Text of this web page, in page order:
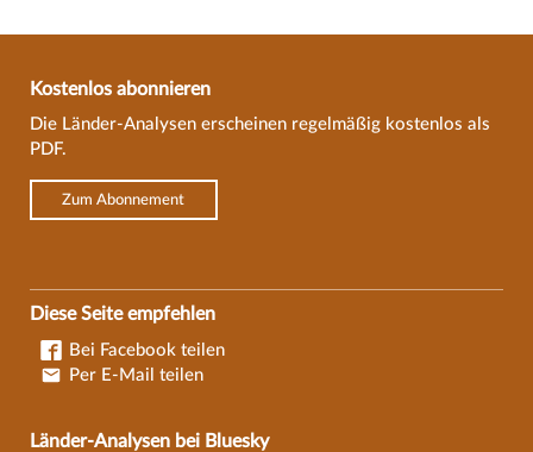
Kostenlos abonnieren
Die Länder-Analysen erscheinen regelmäßig kostenlos als
PDF.
Zum Abonnement
Diese Seite empfehlen
Bei Facebook teilen
Per E-Mail teilen
Länder-Analysen bei Bluesky